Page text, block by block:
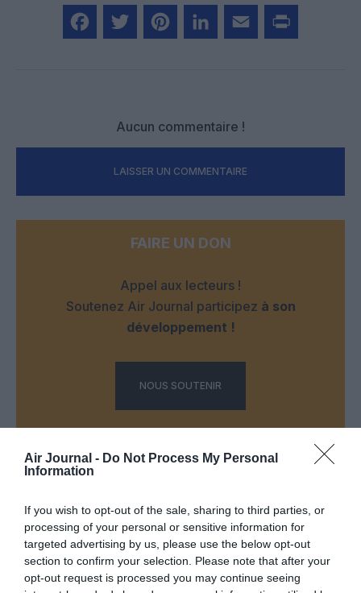
Air Journal - Do Not Process My Personal
Information
If you wish to opt-out of the sale, sharing to third parties, or
processing of your personal or sensitive information for
targeted advertising by us, please use the below opt-out
section to confirm your selection. Please note that after your
opt-out request is processed you may continue seeing
Aucun commentaire !
LAISSER UN COMMENTAIRE
FAIRE UN DON
Appel aux lecteurs !
Soutenez Air Journal participez à son
développement !
NOUS SOUTENIR
DERNIERS COMMENTAIRES
Manfoua commenté l'article :